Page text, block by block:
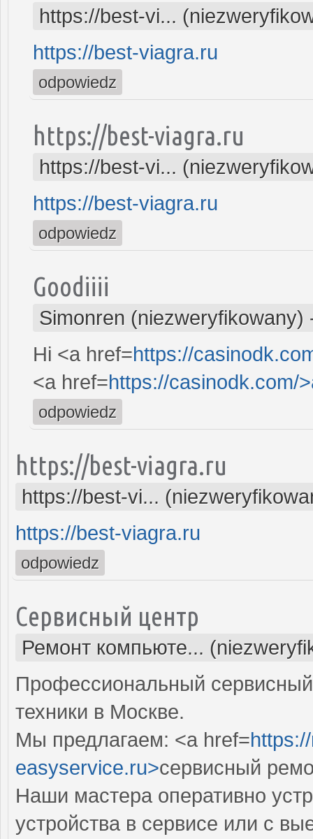
https://best-vi...
https://best-viagra.ru
odpowiedz
https://best-viagra.ru
https://best-vi...
https://best-viagra.ru
odpowiedz
Goodiiii
Simonren (niezweryfikowany)
Hi <a href=https://
<a href=https://casinodk.com/
odpowiedz
https://best-viagra.ru
https://best-vi...
https://best-viagra.ru
odpowiedz
Сервисный центр
Ремонт компьюте...
Профессиональный
техники в Москве.
Мы предлагаем: <a href=
easyservice.ru>сервисный
Наши мастера оперативно
устройства в сервисе или с